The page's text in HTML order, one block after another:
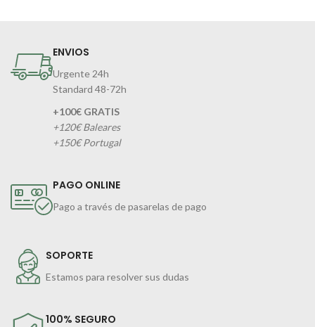
ENVIOS
Urgente 24h
Standard 48-72h
+100€ GRATIS
+120€ Baleares
+150€ Portugal
PAGO ONLINE
Pago a través de pasarelas de pago
SOPORTE
Estamos para resolver sus dudas
100% SEGURO